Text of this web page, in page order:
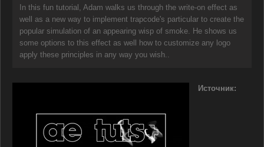
In this fun tutorial, Adam walks us through the write-on effect as
well as a new way to implement trapcode's particular to create the
popular simulation of an appearing wisp of smoke. He shows us
some options to this effect as well how to customize any logo
apply these principles in any way you wish..
Источник: